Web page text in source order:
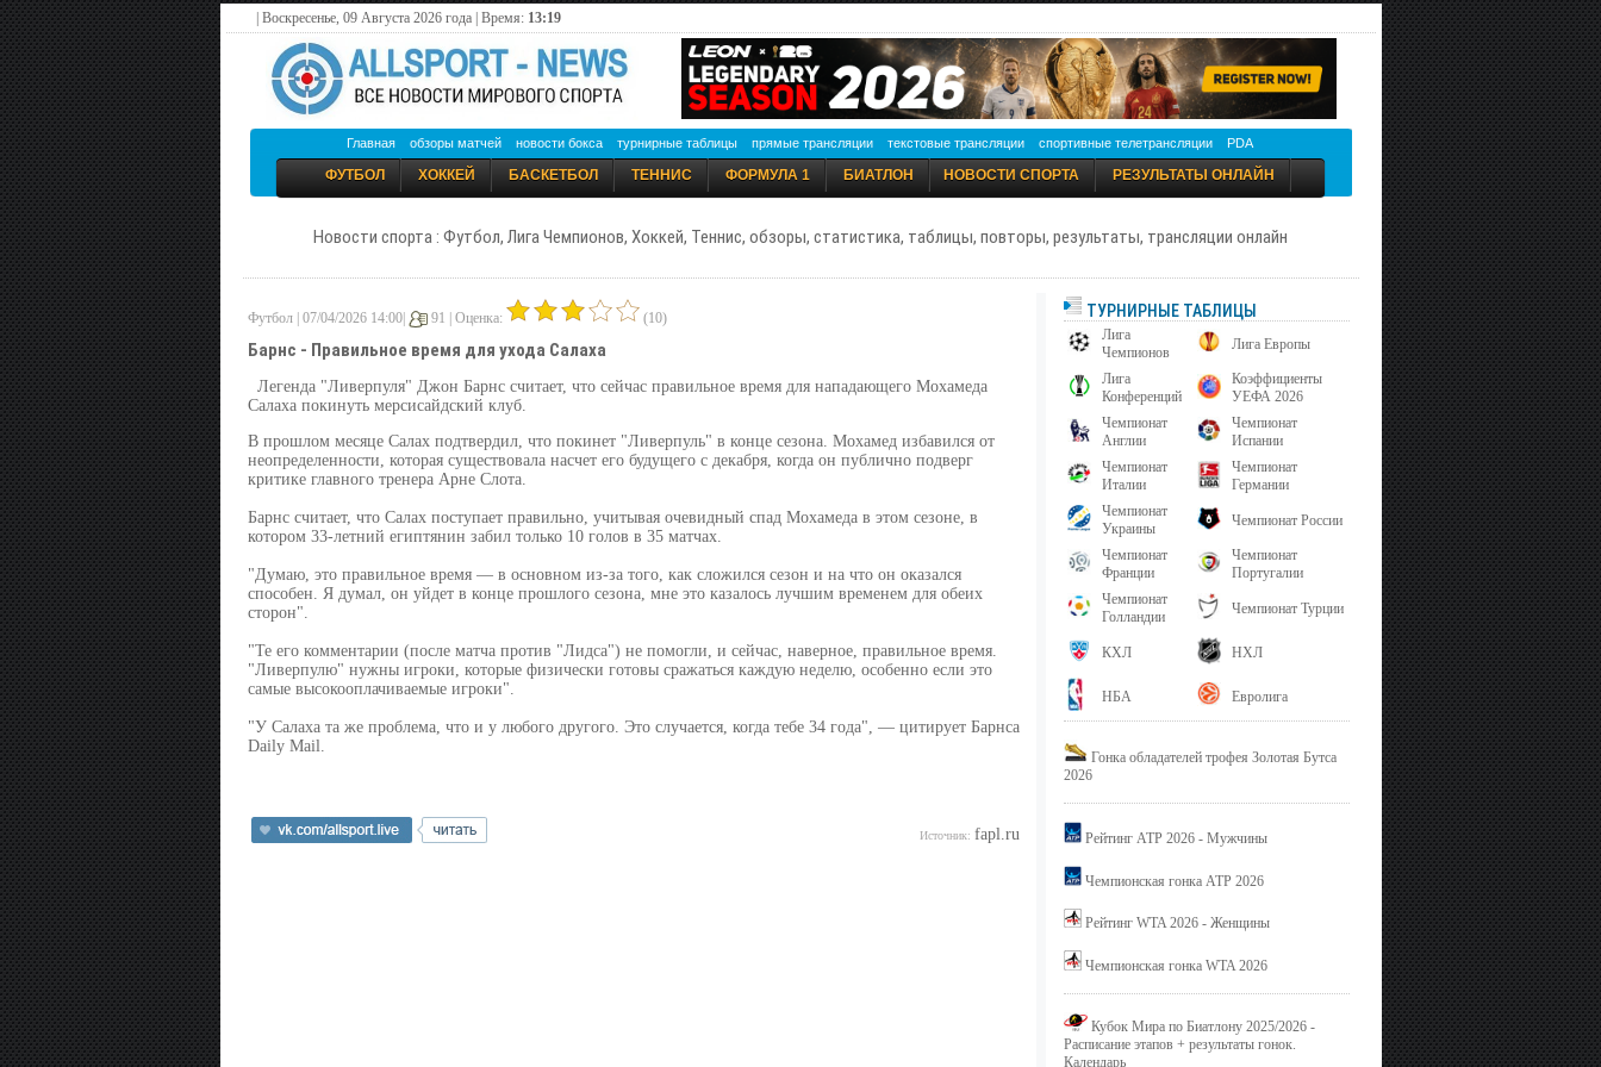
| Воскресенье, 09 Августа 2026 года | Время: 13:19
Главная обзоры матчей новости бокса турнирные таблицы прямые трансляции текстовые трансляции спортивные телетрансляции PDA
ФУТБОЛ ХОККЕЙ БАСКЕТБОЛ ТЕННИС ФОРМУЛА 1 БИАТЛОН НОВОСТИ СПОРТА РЕЗУЛЬТАТЫ ОНЛАЙН
Новости спорта : Футбол, Лига Чемпионов, Хоккей, Теннис, обзоры, статистика, таблицы, повторы, результаты, трансляции онлайн
Футбол | 07/04/2026 14:00| 91 | Оценка: (10)
Барнс - Правильное время для ухода Салаха
Легенда "Ливерпуля" Джон Барнс считает, что сейчас правильное время для нападающего Мохамеда
Салаха покинуть мерсисайдский клуб.
В прошлом месяце Салах подтвердил, что покинет "Ливерпуль" в конце сезона. Мохамед избавился от
неопределенности, которая существовала насчет его будущего с декабря, когда он публично подверг
критике главного тренера Арне Слота.
Барнс считает, что Салах поступает правильно, учитывая очевидный спад Мохамеда в этом сезоне, в
котором 33-летний египтянин забил только 10 голов в 35 матчах.
"Думаю, это правильное время — в основном из-за того, как сложился сезон и на что он оказался
способен. Я думал, он уйдет в конце прошлого сезона, мне это казалось лучшим временем для обеих
сторон".
"Те его комментарии (после матча против "Лидса") не помогли, и сейчас, наверное, правильное время.
"Ливерпулю" нужны игроки, которые физически готовы сражаться каждую неделю, особенно если это
самые высокооплачиваемые игроки".
"У Салаха та же проблема, что и у любого другого. Это случается, когда тебе 34 года", — цитирует Барнса
Daily Mail.
Источник: fapl.ru
ТУРНИРНЫЕ ТАБЛИЦЫ
Лига
Чемпионов
Лига Европы
Лига
Конференций
Коэффициенты
УЕФА 2026
Чемпионат
Англии
Чемпионат
Испании
Чемпионат
Италии
Чемпионат
Германии
Чемпионат
Украины
Чемпионат России
Чемпионат
Франции
Чемпионат
Португалии
Чемпионат
Голландии
Чемпионат Турции
КХЛ НХЛ
НБА Евролига
Гонка обладателей трофея Золотая Бутса
2026
Рейтинг ATP 2026 - Мужчины
Чемпионская гонка ATP 2026
Рейтинг WTA 2026 - Женщины
Чемпионская гонка WTA 2026
Кубок Мира по Биатлону 2025/2026 -
Расписание этапов + результаты гонок.
Календарь